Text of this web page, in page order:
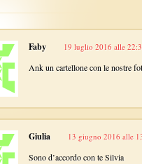
Faby 19 luglio 2016 alle
Ank un cartellone con le nostre
Giulia 13 giugno 2016 alle
Sono d’accordo con te Silvia